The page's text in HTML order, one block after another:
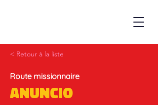
< Retour à la liste
Route missionnaire
Anuncio